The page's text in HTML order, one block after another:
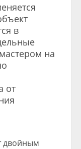
в
на
от
двойным